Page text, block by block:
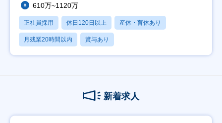
610万~1120万
正社員採用 休日120日以上 産休・育休あり
月残業20時間以内 賞与あり
新着求人